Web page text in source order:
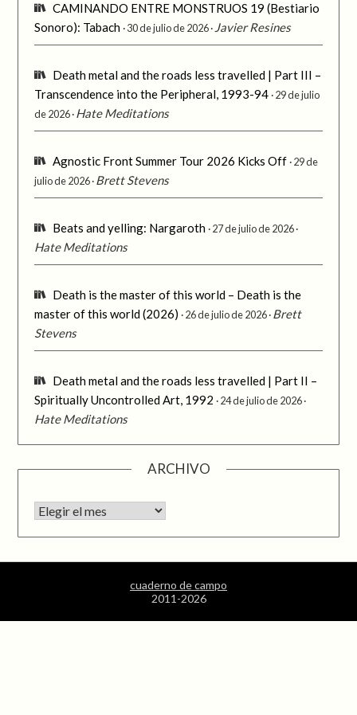
CAMINANDO ENTRE MONSTRUOS 19 (Bestiario
Sonoro): Tabach 30 de julio de 2026 Javier Resines
Death metal and the roads less travelled | Part III –
Transcendence into the Peripheral, 1993-94 29 de julio
de 2026 Hate Meditations
Agnostic Front Summer Tour 2026 Kicks Off 29 de
julio de 2026 Brett Stevens
Beats and yelling: Nargaroth 27 de julio de 2026
Hate Meditations
Death is the master of this world – Death is the
master of this world (2026)
26 de julio de 2026 Brett
Stevens
Death metal and the roads less travelled | Part II –
Spiritually Uncontrolled Art, 1992
24 de julio de 2026
Hate Meditations
ARCHIVO
Archivo
cuaderno de campo
2011-2026